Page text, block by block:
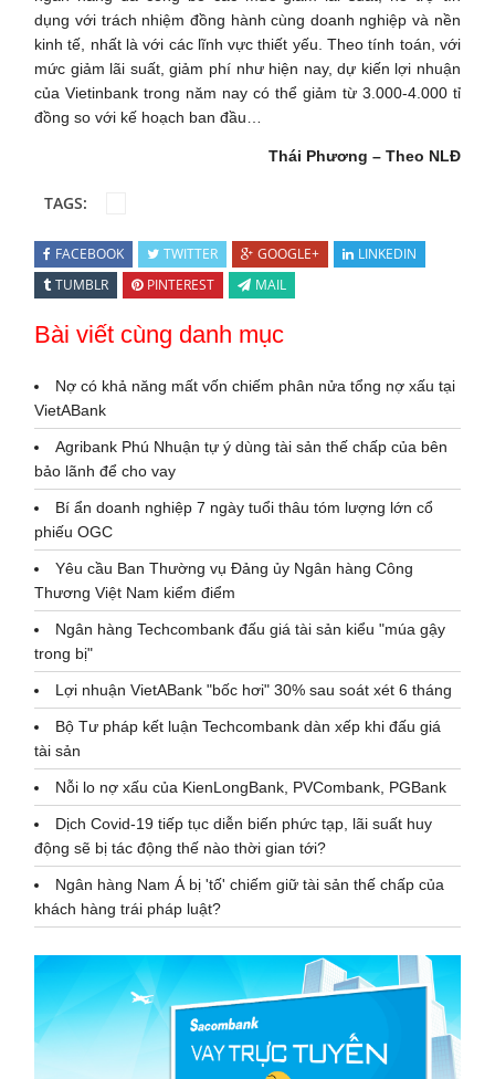
dụng với trách nhiệm đồng hành cùng doanh nghiệp và nền
kinh tế, nhất là với các lĩnh vực thiết yếu. Theo tính toán, với
mức giảm lãi suất, giảm phí như hiện nay, dự kiến lợi nhuận
của Vietinbank trong năm nay có thể giảm từ 3.000-4.000 tỉ
đồng so với kế hoạch ban đầu…
Thái Phương – Theo NLĐ
TAGS:
FACEBOOK TWITTER GOOGLE+
LINKEDIN
TUMBLR
PINTEREST MAIL
Bài viết cùng danh mục
Nợ có khả năng mất vốn chiếm phân nửa tổng nợ xấu tại
VietABank
Agribank Phú Nhuận tự ý dùng tài sản thế chấp của bên
bảo lãnh để cho vay
Bí ẩn doanh nghiệp 7 ngày tuổi thâu tóm lượng lớn cổ
phiếu OGC
Yêu cầu Ban Thường vụ Đảng ủy Ngân hàng Công
Thương Việt Nam kiểm điểm
Ngân hàng Techcombank đấu giá tài sản kiểu "múa gậy
trong bị"
Lợi nhuận VietABank "bốc hơi" 30% sau soát xét 6 tháng
Bộ Tư pháp kết luận Techcombank dàn xếp khi đấu giá
tài sản
Nỗi lo nợ xấu của KienLongBank, PVCombank, PGBank
Dịch Covid-19 tiếp tục diễn biến phức tạp, lãi suất huy
động sẽ bị tác động thế nào thời gian tới?
Ngân hàng Nam Á bị 'tố' chiếm giữ tài sản thế chấp của
khách hàng trái pháp luật?